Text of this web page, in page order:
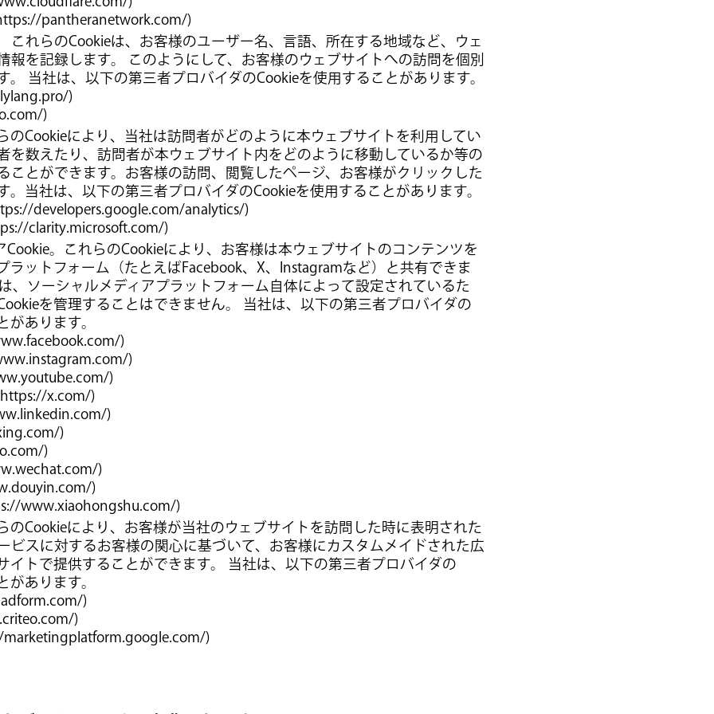
pantheranetwork.com/)
これらのCookieは、お客様のユーザー名、言語、所在する地域など、ウェ
報を記録します。 このようにして、お客様のウェブサイトへの訪問を個別
。 当社は、以下の第三者プロバイダのCookieを使用することがあります。
)
)
のCookieにより、当社は訪問者がどのように本ウェブサイトを利用してい
を数えたり、訪問者が本ウェブサイト内をどのように移動しているか等の
ことができます。お客様の訪問、閲覧したページ、お客様がクリックした
。当社は、以下の第三者プロバイダのCookieを使用することがあります。
developers.google.com/analytics/)
clarity.microsoft.com/)
Cookie。これらのCookieにより、お客様は本ウェブサイトのコンテンツを
ラットフォーム（たとえばFacebook、X、Instagramなど）と共有できま
、ソーシャルメディアプラットフォーム自体によって設定されているた
を管理することはできません。 当社は、以下の第三者プロバイダの
あります。
)
)
)
x.com/)
)
)
)
)
)
www.xiaohongshu.com/)
のCookieにより、お客様が当社のウェブサイトを訪問した時に表明された
ビスに対するお客様の関心に基づいて、お客様にカスタムメイドされた広
イトで提供することができます。 当社は、以下の第三者プロバイダの
あります。
)
)
marketingplatform.google.com/)